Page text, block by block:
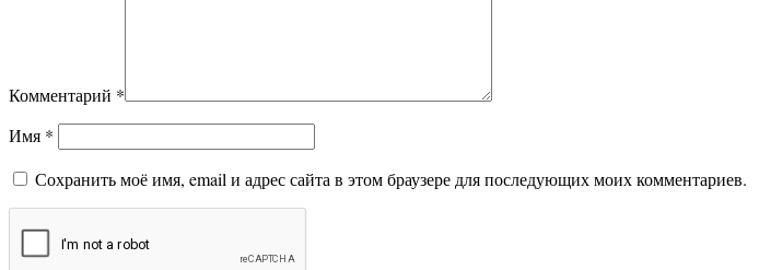
Комментарий *
Имя *
Сохранить моё имя, email и адрес сайта в этом браузере для последующих моих комментариев.